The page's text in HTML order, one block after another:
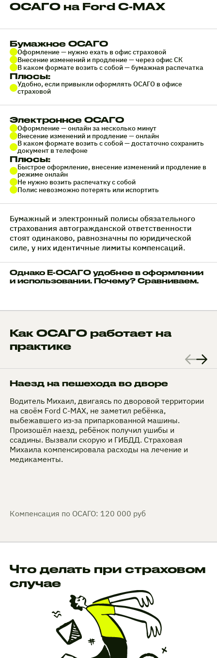
ОСАГО на Ford C-MAX
Бумажное ОСАГО
Оформление — нужно ехать в офис страховой
Внесение изменений и продление — через офис СК
В каком формате возить с собой — бумажная распечатка
Плюсы:
Удобно, если привыкли оформлять ОСАГО в офисе
страховой
Электронное ОСАГО
Оформление — онлайн за несколько минут
Внесение изменений и продление — онлайн
В каком формате возить с собой — достаточно сохранить
документ в телефоне
Плюсы:
Быстрое оформление, внесение изменений и продление в
режиме онлайн
Не нужно возить распечатку с собой
Полис невозможно потерять или испортить
Бумажный и электронный полисы обязательного
страхования автогражданской ответственности
стоят одинаково, равнозначны по юридической
силе, у них идентичные лимиты компенсаций.
Однако Е-ОСАГО удобнее в оформлении
и использовании. Почему? Сравниваем.
Как ОСАГО работает на
практике
Наезд на пешехода во дворе
Водитель Михаил, двигаясь по дворовой территории
на своём Ford C-MAX, не заметил ребёнка,
выбежавшего из‑за припаркованной машины.
Произошёл наезд, ребёнок получил ушибы и
ссадины. Вызвали скорую и ГИБДД. Страховая
Михаила компенсировала расходы на лечение и
медикаменты.
Компенсация по ОСАГО: 120 000 руб
Что делать при страховом
случае